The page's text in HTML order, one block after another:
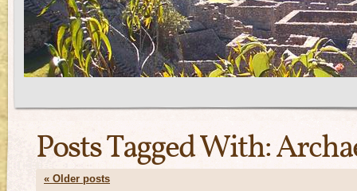
Posts Tagged With:
« Older posts